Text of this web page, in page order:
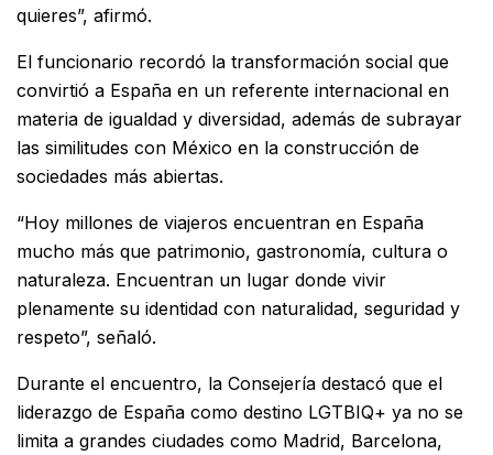
quieres”, afirmó.
El funcionario recordó la transformación social que
convirtió a España en un referente internacional en
materia de igualdad y diversidad, además de subrayar
las similitudes con México en la construcción de
sociedades más abiertas.
“Hoy millones de viajeros encuentran en España
mucho más que patrimonio, gastronomía, cultura o
naturaleza. Encuentran un lugar donde vivir
plenamente su identidad con naturalidad, seguridad y
respeto”, señaló.
Durante el encuentro, la Consejería destacó que el
liderazgo de España como destino LGTBIQ+ ya no se
limita a grandes ciudades como Madrid, Barcelona,